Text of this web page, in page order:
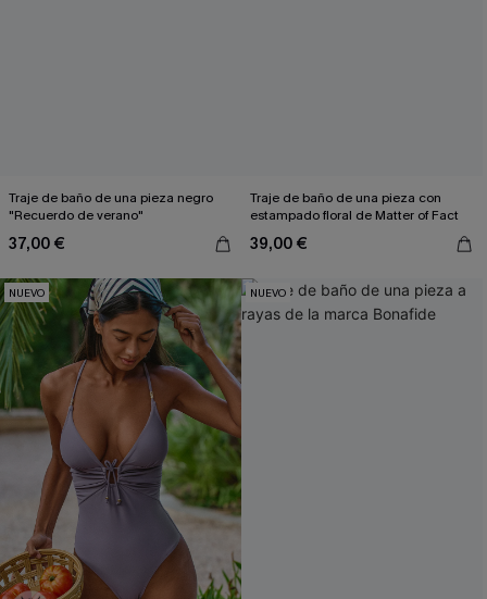
Traje de baño de una pieza negro
"Recuerdo de verano"
37,00 €
Traje de baño de una pieza con
estampado floral de Matter of Fact
39,00 €
NUEVO NUEVO